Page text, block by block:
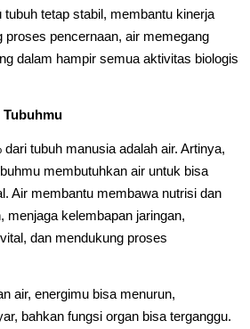
tubuh tetap stabil, membantu kinerja
proses pencernaan, air memegang
dalam hampir semua aktivitas biologis
Tubuhmu
tubuh manusia adalah air. Artinya,
membutuhkan air untuk bisa
Air membantu membawa nutrisi dan
menjaga kelembapan jaringan,
dan mendukung proses
air, energimu bisa menurun,
bahkan fungsi organ bisa terganggu.